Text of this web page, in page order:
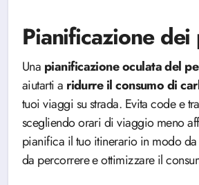
Pianificazione
Una pianificazione oculata del
aiutarti a ridurre il consumo di
tuoi viaggi su strada. Evita code e
scegliendo orari di viaggio meno
pianifica il tuo itinerario in modo
da percorrere e ottimizzare il